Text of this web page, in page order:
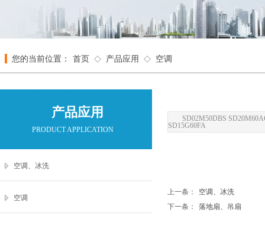
首页 ◇ 产品应用 ◇ 空调
您的当前位置：
SD02M50DBS
SD15G60FA
上一条：
空调、冰洗
下一条：
落地扇、吊扇
产品应用
PRODUCT APPLICATION
空调、冰洗
空调